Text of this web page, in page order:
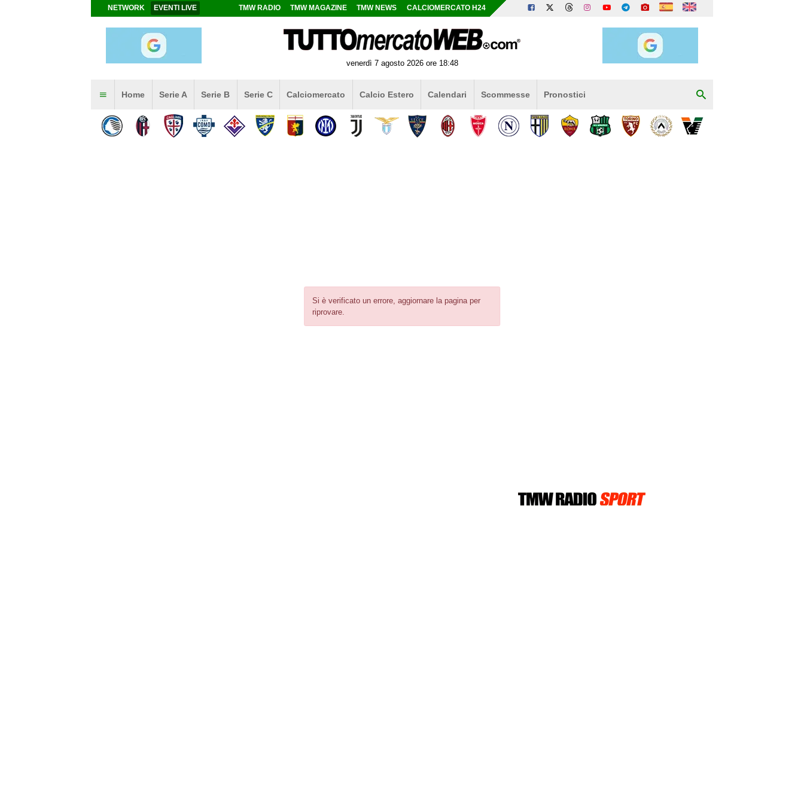
Si è verificato un errore, aggiornare la pagina per
riprovare.
NETWORK EVENTI LIVE TMW RADIO TMW MAGAZINE TMW NEWS CALCIOMERCATO H24
venerdì 7 agosto 2026 ore 18:48
Home Serie A Serie B Serie C Calciomercato Calcio Estero Calendari Scommesse Pronostici